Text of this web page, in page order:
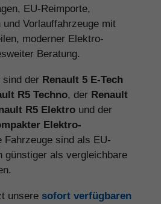
EU-Reimporte,
und Vorlauffahrzeuge mit
moderner Elektro-
Beratung.
sind der Renault 5 E-Tech
R5 Techno, der Renault
R5 Elektro und der
Elektro-
Fahrzeuge sind als EU-
günstiger als vergleichbare
unsere sofort verfügbaren